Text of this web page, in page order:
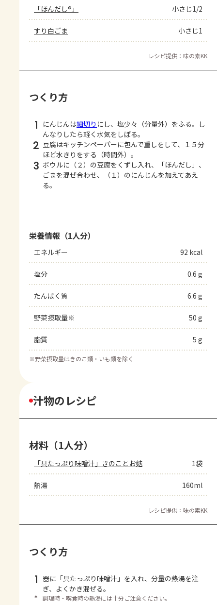
「ほんだし®」 小さじ1/2
すり白ごま 小さじ1
レシピ提供：味の素KK
つくり方
1 にんじんは細切り にし、塩少々（分量外）をふる。し
んなりしたら軽く水気をしぼる。
2 豆腐はキッチンペーパーに包んで重しをして、１５分
ほど水きりをする（時間外）。
3 ボウルに（２）の豆腐をくずし入れ、「ほんだし」、
ごまを混ぜ合わせ、（１）のにんじんを加えてあえ
る。
栄養情報（1人分）
エネルギー 92 kcal
塩分 0.6 g
たんぱく質 6.6 g
野菜摂取量※ 50 g
脂質 5 g
※野菜摂取量はきのこ類・いも類を除く
汁物のレシピ
材料（1人分）
「具たっぷり味噌汁」きのことお麩 1袋
熱湯 160ml
レシピ提供：味の素KK
つくり方
1 器に「具たっぷり味噌汁」を入れ、分量の熱湯を注
ぎ、よくかき混ぜる。
＊ 調理時・喫食時の熱湯には十分ご注意ください。